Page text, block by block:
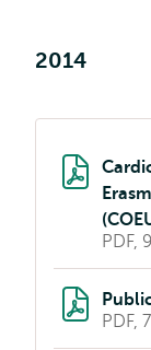
2014
PDF,
PDF,